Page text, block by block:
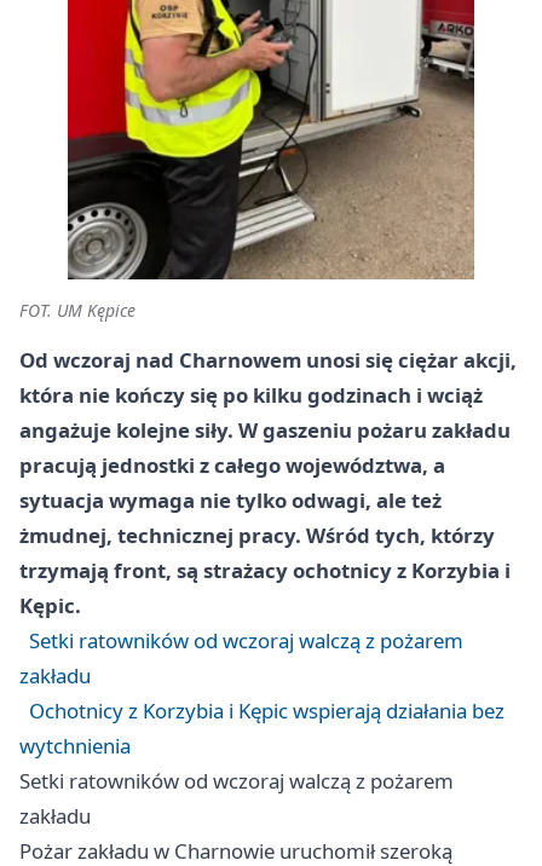
FOT. UM Kępice
Od wczoraj nad Charnowem unosi się ciężar akcji,
która nie kończy się po kilku godzinach i wciąż
angażuje kolejne siły. W gaszeniu pożaru zakładu
pracują jednostki z całego województwa, a
sytuacja wymaga nie tylko odwagi, ale też
żmudnej, technicznej pracy. Wśród tych, którzy
trzymają front, są strażacy ochotnicy z Korzybia i
Kępic.
Setki ratowników od wczoraj walczą z pożarem
zakładu
Ochotnicy z Korzybia i Kępic wspierają działania bez
wytchnienia
Setki ratowników od wczoraj walczą z pożarem
zakładu
Pożar zakładu w Charnowie uruchomił szeroką